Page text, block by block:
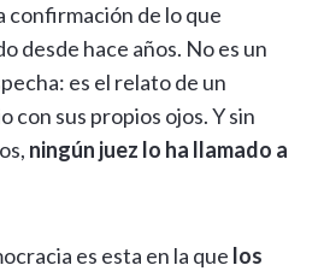
confirmación de lo que
desde hace años. No es un
es el relato de un
con sus propios ojos. Y sin
ningún juez lo ha llamado a
es esta en la que los